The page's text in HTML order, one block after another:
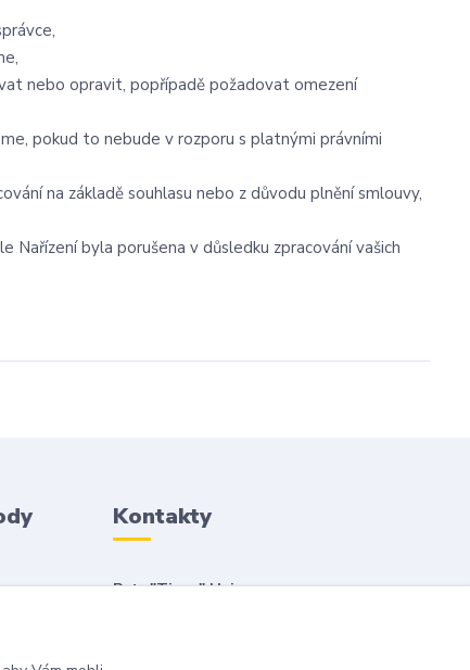
nebo opravit, popřípadě požadovat omezení
pokud to nebude v rozporu s platnými právními
na základě souhlasu nebo z důvodu plnění smlouvy,
Nařízení byla porušena v důsledku zpracování vašich
Kontakty
Petr "Tivan" Hejna